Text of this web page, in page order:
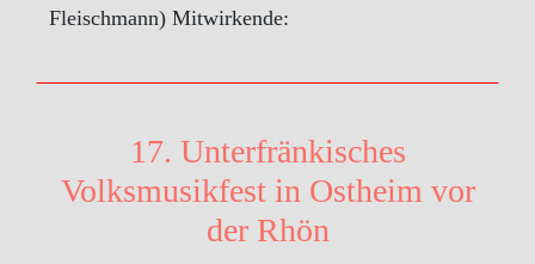
Fleischmann) Mitwirkende:
17. Unterfränkisches
Volksmusikfest in Ostheim vor
der Rhön